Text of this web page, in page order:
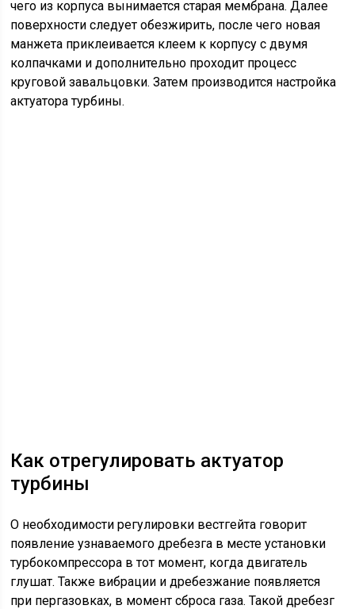
чего из корпуса вынимается старая мембрана. Далее
поверхности следует обезжирить, после чего новая
манжета приклеивается клеем к корпусу с двумя
колпачками и дополнительно проходит процесс
круговой завальцовки. Затем производится настройка
актуатора турбины.
Как отрегулировать актуатор
турбины
О необходимости регулировки вестгейта говорит
появление узнаваемого дребезга в месте установки
турбокомпрессора в тот момент, когда двигатель
глушат. Также вибрации и дребезжание появляется
при пергазовках, в момент сброса газа. Такой дребезг